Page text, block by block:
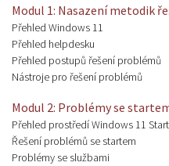
Modul 1: Nasazení metodik
Přehled Windows 11
Přehled helpdesku
Přehled postupů řešení problémů
Nástroje pro řešení problémů
Modul 2: Problémy se
Přehled prostředí Windows 11
Řešení problémů se startem
Problémy se službami